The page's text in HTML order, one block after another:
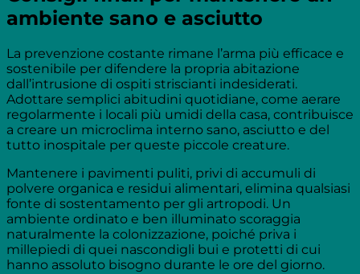
ambiente sano e asciutto
La prevenzione costante rimane l’arma più efficace e
sostenibile per difendere la propria abitazione
dall’intrusione di ospiti striscianti indesiderati.
Adottare semplici abitudini quotidiane, come aerare
regolarmente i locali più umidi della casa, contribuisce
a creare un microclima interno sano, asciutto e del
tutto inospitale per queste piccole creature.
Mantenere i pavimenti puliti, privi di accumuli di
polvere organica e residui alimentari, elimina qualsiasi
fonte di sostentamento per gli artropodi. Un
ambiente ordinato e ben illuminato scoraggia
naturalmente la colonizzazione, poiché priva i
millepiedi di quei nascondigli bui e protetti di cui
hanno assoluto bisogno durante le ore del giorno.